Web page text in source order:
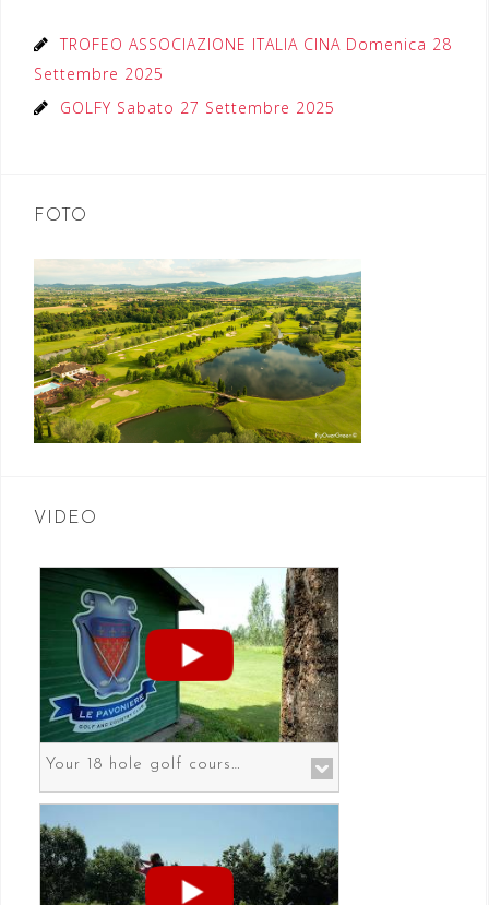
TROFEO ASSOCIAZIONE ITALIA CINA Domenica 28
Settembre 2025
GOLFY Sabato 27 Settembre 2025
FOTO
VIDEO
Your 18 hole golf course in Prato the gateway to Florence